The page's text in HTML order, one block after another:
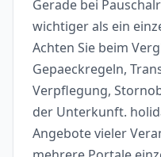
Gerade bei
wichtiger als ein
Achten Sie beim
Gepaeckregeln,
Verpflegung,
der Unterkunft.
Angebote vieler